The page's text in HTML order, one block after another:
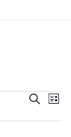
Recherche
navigation
Recherche
vues
Liste